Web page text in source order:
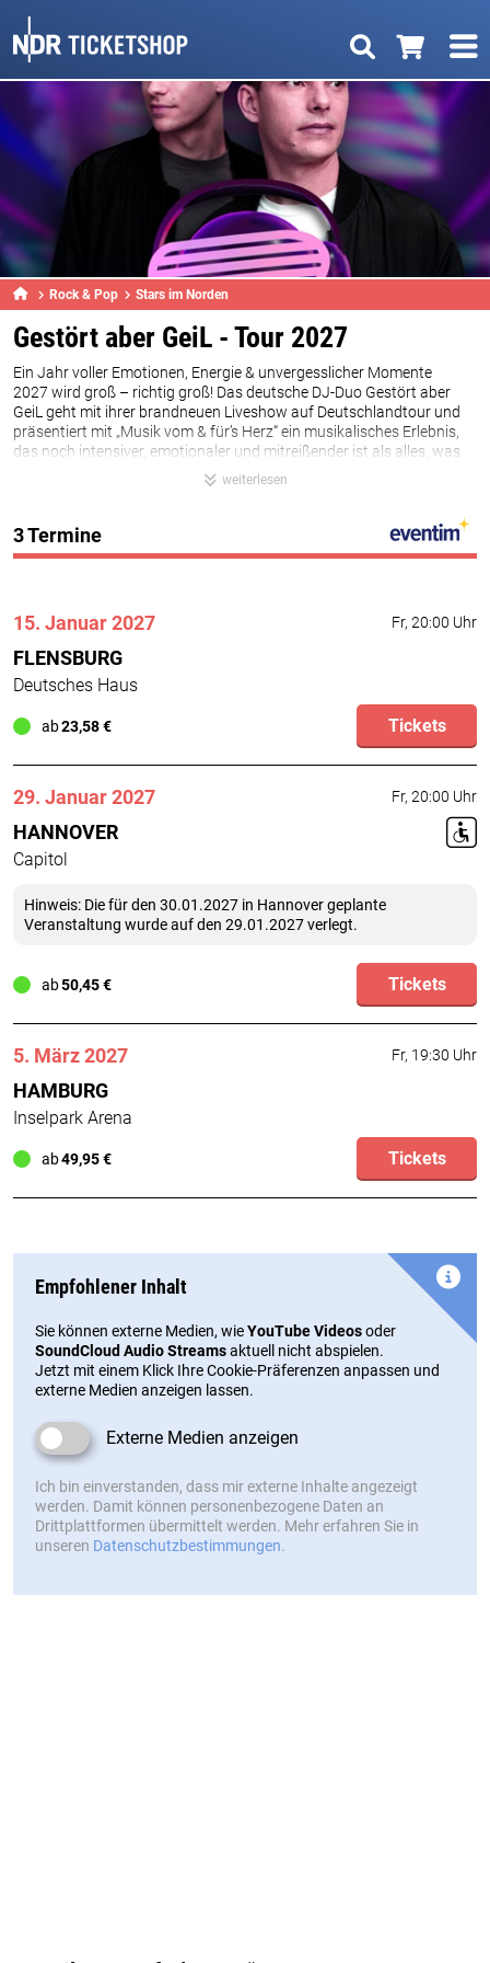
Rock & Pop Stars im Norden
Gestört aber GeiL - Tour 2027
Ein Jahr voller Emotionen, Energie & unvergesslicher Momente
2027 wird groß – richtig groß! Das deutsche DJ-Duo Gestört aber
GeiL geht mit ihrer brandneuen Liveshow auf Deutschlandtour und
präsentiert mit „Musik vom & für’s Herz“ ein musikalisches Erlebnis,
das noch intensiver, emotionaler und mitreißender ist als alles, was
die beiden bisher auf die Bühne gebracht haben.
weiterlesen
3 Termine
15. Januar 2027 Fr, 20:00 Uhr
FLENSBURG
Deutsches Haus
ab23,58 € Tickets
29. Januar 2027 Fr, 20:00 Uhr
HANNOVER
Capitol
Hinweis: Die für den 30.01.2027 in Hannover geplante
Veranstaltung wurde auf den 29.01.2027 verlegt.
ab50,45 € Tickets
5. März 2027 Fr, 19:30 Uhr
HAMBURG
Inselpark Arena
ab49,95 € Tickets
Empfohlener Inhalt
Sie können externe Medien, wieYouTube Videosoder
SoundCloud Audio Streamsaktuell nicht abspielen.
Jetzt mit einem Klick Ihre Cookie-Präferenzen anpassen und
externe Medien anzeigen lassen.
Externe Medien anzeigen
Ich bin einverstanden, dass mir externe Inhalte angezeigt
werden. Damit können personenbezogene Daten an
Drittplattformen übermittelt werden. Mehr erfahren Sie in
unseren Datenschutzbestimmungen.